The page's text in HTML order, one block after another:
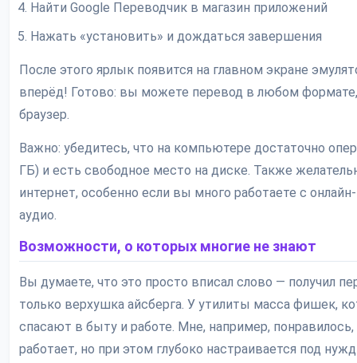
Найти Google Переводчик в магазин приложений
Нажать «установить» и дождаться завершения
После этого ярлык появится на главном экране
вперёд! Готово: вы можете перевод в любом формате,
браузер.
Важно: убедитесь, что на компьютере достаточно
ГБ) и есть свободное место на диске. Также
интернет, особенно если вы много работаете с
аудио.
Возможности, о которых многие не знают
Вы думаете, что это просто вписал слово — получил
только верхушка айсберга. У утилиты масса фишек,
спасают в быту и работе. Мне, например,
работает, но при этом глубоко настраивается под